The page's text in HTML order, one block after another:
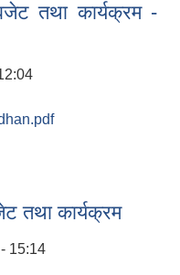
तथा कार्यक्रम -
तथा कार्यक्रम
15:14